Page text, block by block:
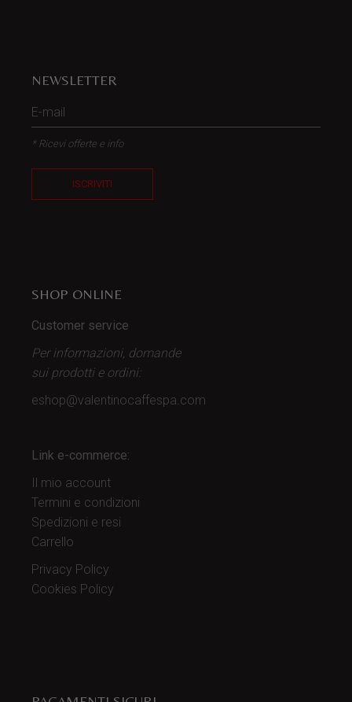
NEWSLETTER
* Ricevi offerte e info
ISCRIVITI
SHOP ONLINE
Customer service
Per informazioni, domande
sui prodotti e ordini:
eshop@valentinocaffespa.com
Link e-commerce:
Il mio account
Termini e condizioni
Spedizioni e resi
Carrello
Privacy Policy
Cookies Policy